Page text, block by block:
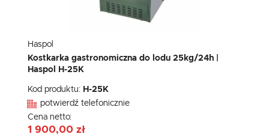
Haspol
Kostkarka gastronomiczna do lodu 25kg/24h |
Haspol H-25K
Kod produktu: H-25K
potwierdź telefonicznie
Cena netto:
1 900,00 zł